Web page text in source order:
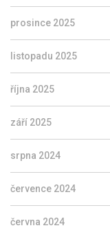
prosince 2025
listopadu 2025
října 2025
září 2025
srpna 2024
července 2024
června 2024